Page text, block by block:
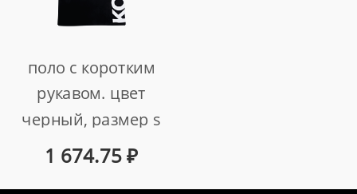
поло с коротким
рукавом. цвет
черный, размер s
арт. 58797-s
1 674.75₽